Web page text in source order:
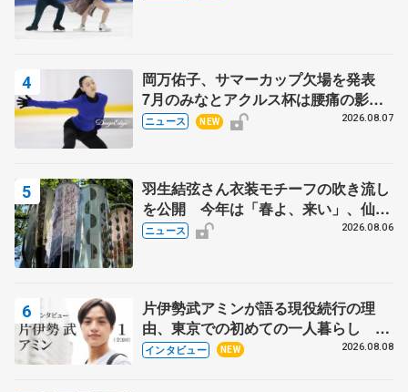
岡万佑子、サマーカップ欠場を発表
7月のみなとアクルス杯は腰痛の影響
で
ニュース NEW 2026.08.07
羽生結弦さん衣装モチーフの吹き流し
を公開 今年は「春よ、来い」、仙台
の瑞鳳殿
ニュース 2026.08.06
片伊勢武アミンが語る現役続行の理
由、東京での初めての一人暮らし 注
目スケーターの「今」に迫る
インタビュー NEW 2026.08.08